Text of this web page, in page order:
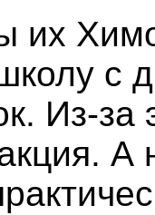
их
с
Из-
А